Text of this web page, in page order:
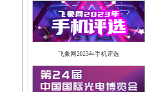
飞象网2023年手机评选